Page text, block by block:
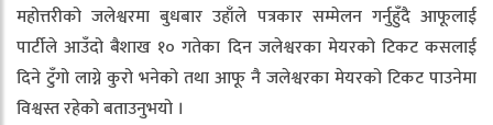
महोत्तरीको जलेश्वरमा बुधबार उहाँले पत्रकार सम्मेलन गर्नुहुँदै आफूलाई
पार्टीले आउँदो बैशाख १० गतेका दिन जलेश्वरका मेयरको टिकट कसलाई
दिने टुँगो लाग्ने कुरो भनेको तथा आफू नै जलेश्वरका मेयरको टिकट पाउनेमा
विश्वस्त रहेको बताउनुभयो ।